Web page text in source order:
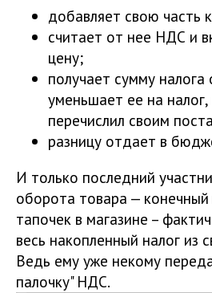
добавляет свою часть
считает от нее НДС и
цену;
получает сумму налога
уменьшает ее на
перечислил своим
разницу отдает в
И только последний
оборота товара — конечный
тапочек в магазине –
весь накопленный налог из
Ведь ему уже некому
палочку" НДС.